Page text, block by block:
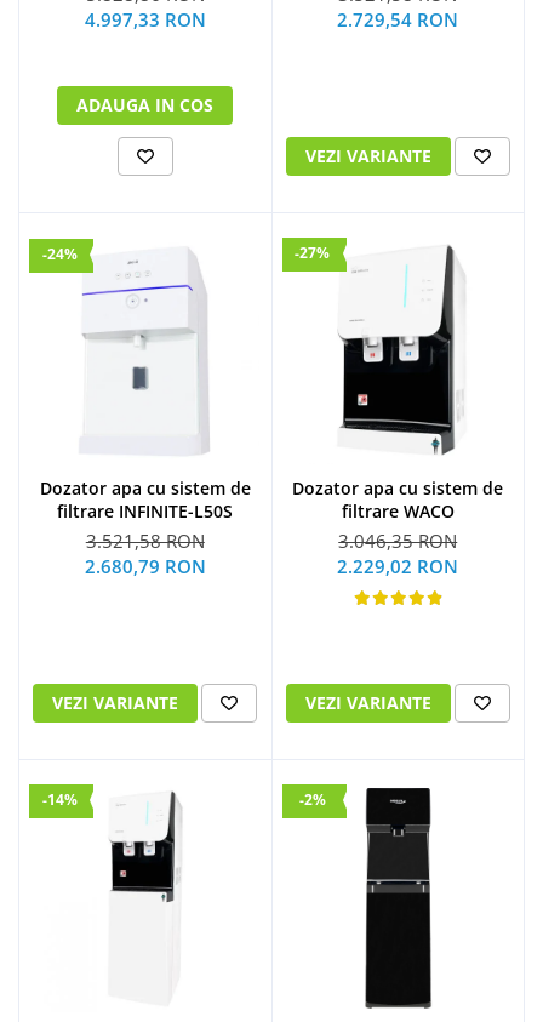
4.997,33 RON
ADAUGA IN COS
2.729,54 RON
VEZI VARIANTE
-24%
Dozator apa cu sistem de
filtrare INFINITE-L50S
3.521,58 RON
2.680,79 RON
VEZI VARIANTE
-27%
Dozator apa cu sistem de
filtrare WACO
3.046,35 RON
2.229,02 RON
VEZI VARIANTE
-14% -2%